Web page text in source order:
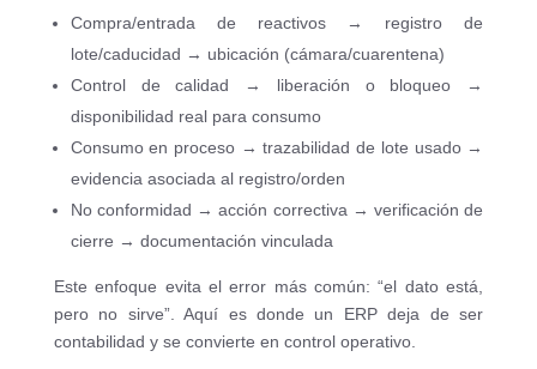
Compra/entrada de reactivos → registro de
lote/caducidad → ubicación (cámara/cuarentena)
Control de calidad → liberación o bloqueo →
disponibilidad real para consumo
Consumo en proceso → trazabilidad de lote usado →
evidencia asociada al registro/orden
No conformidad → acción correctiva → verificación de
cierre → documentación vinculada
Este enfoque evita el error más común: “el dato está,
pero no sirve”. Aquí es donde un ERP deja de ser
contabilidad y se convierte en control operativo.